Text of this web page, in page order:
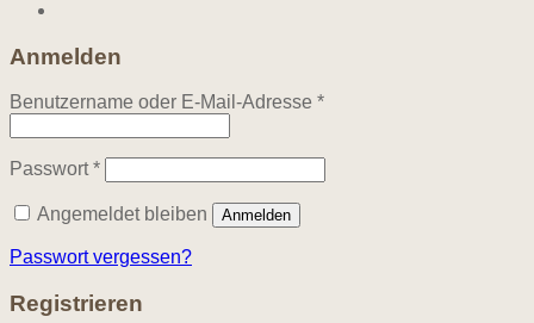
Anmelden
Benutzername oder E-Mail-Adresse *Erforderlich
Passwort*Erforderlich
Angemeldet bleiben Anmelden
Passwort vergessen?
Registrieren